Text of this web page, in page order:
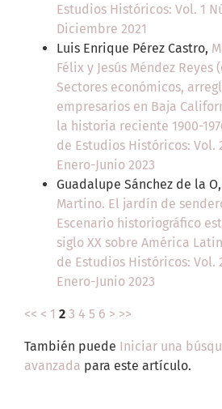
Estudios Históricos: Vol. 1
Diciembre 2021
Luis Enrique Pérez Castro,
Félix y Jesús Méndez Reyes
Sectores económicos,
empresarios en Baja
la historia reciente 1900-
de Estudios Históricos: Vol.
Enero-Junio 2023
Guadalupe Sánchez de la O,
Martino. El jardín de
Escenario historiográfico
siglo XX sobre América
de Estudios Históricos: Vol.
Enero-Junio 2023
<< < 1 2 3 4 5 6 > >>
También puede Iniciar una
avanzada para este artículo.